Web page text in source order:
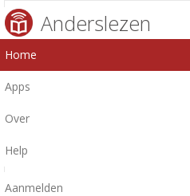
Anderslezen
Home
Apps
Over
Help
Aanmelden